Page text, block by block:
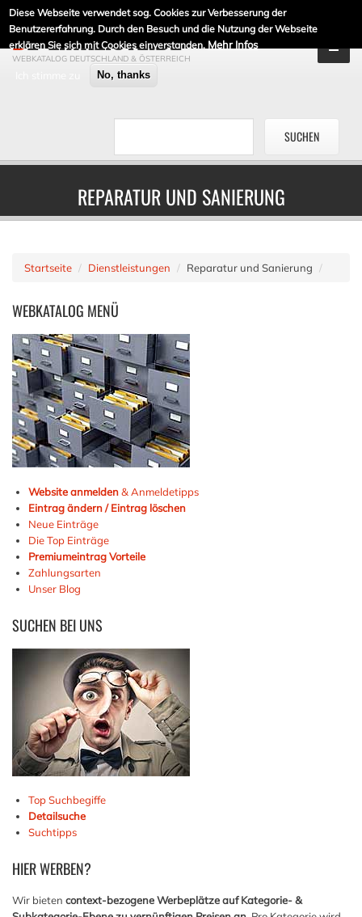
Diese Webseite verwendet sog. Cookies zur Verbesserung der
Benutzererfahrung. Durch den Besuch und die Nutzung der Webseite
erklären Sie sich mit Cookies einverstanden. Mehr Infos
No, thanks
DE-LINKLISTE.DE
WEBKATALOG DEUTSCHLAND & ÖSTERREICH
REPARATUR UND SANIERUNG
Startseite Dienstleistungen Reparatur und Sanierung
WEBKATALOG MENÜ
Website anmelden& Anmeldetipps
Eintrag ändern / Eintrag löschen
Neue Einträge
Die Top Einträge
Premiumeintrag Vorteile
Zahlungsarten
Unser Blog
SUCHEN BEI UNS
Top Suchbegiffe
Detailsuche
Suchtipps
HIERWERBEN?
Wir bieten context-bezogene Werbeplätze auf Kategorie- &